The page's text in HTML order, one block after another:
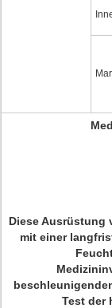
Diese Ausrüstung
mit einer
Test der